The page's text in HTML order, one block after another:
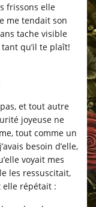
frissons elle
me tendait son
tache visible
qu’il te plaît!
et tout autre
joyeuse ne
tout comme un
besoin d’elle,
voyait mes
les ressuscitait,
elle répétait :